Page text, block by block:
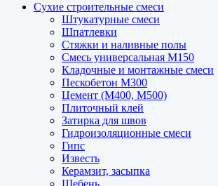
Сухие строительные смеси
Штукатурные смеси
Шпатлевки
Стяжки и наливные полы
Смесь универсальная М150
Кладочные и монтажные смеси
Пескобетон М300
Цемент (М400, М500)
Плиточный клей
Затирка для швов
Гидроизоляционные смеси
Гипс
Известь
Керамзит, засыпка